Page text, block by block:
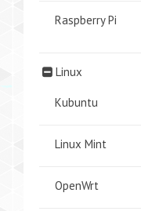
Raspberry Pi
Linux
Kubuntu
Linux Mint
OpenWrt